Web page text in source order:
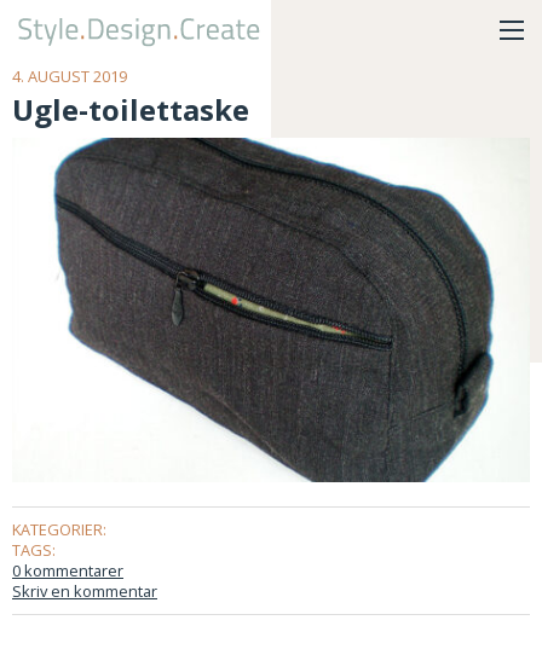
4. AUGUST 2019
Ugle-toilettaske
KATEGORIER:
TAGS:
0 kommentarer
Skriv en kommentar